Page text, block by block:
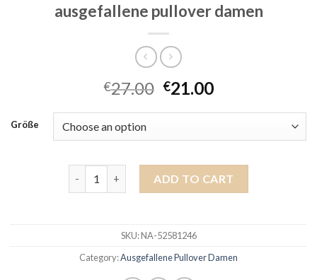
ausgefallene pullover damen
€27.00 €21.00
Größe
ADD TO CART
SKU:NA-52581246
Category:Ausgefallene Pullover Damen